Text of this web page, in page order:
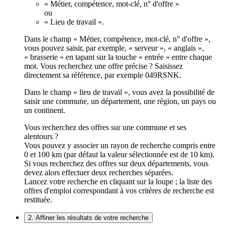
« Métier, compétence, mot-clé, n° d'offre »
ou
« Lieu de travail ».
Dans le champ « Métier, compétence, mot-clé, n° d'offre »,
vous pouvez saisir, par exemple, « serveur », « anglais »,
« brasserie » en tapant sur la touche « entrée » entre chaque
mot. Vous recherchez une offre précise ? Saisissez
directement sa référence, par exemple 049RSNK.
Dans le champ « lieu de travail », vous avez la possibilité de
saisir une commune, un département, une région, un pays ou
un continent.
Vous recherchez des offres sur une commune et ses
alentours ?
Vous pouvez y associer un rayon de recherche compris entre
0 et 100 km (par défaut la valeur sélectionnée est de 10 km).
Si vous recherchez des offres sur deux départements, vous
devez alors effectuer deux recherches séparées.
Lancez votre recherche en cliquant sur la loupe ; la liste des
offres d'emploi correspondant à vos critères de recherche est
restituée.
2. Affiner les résultats de votre recherche